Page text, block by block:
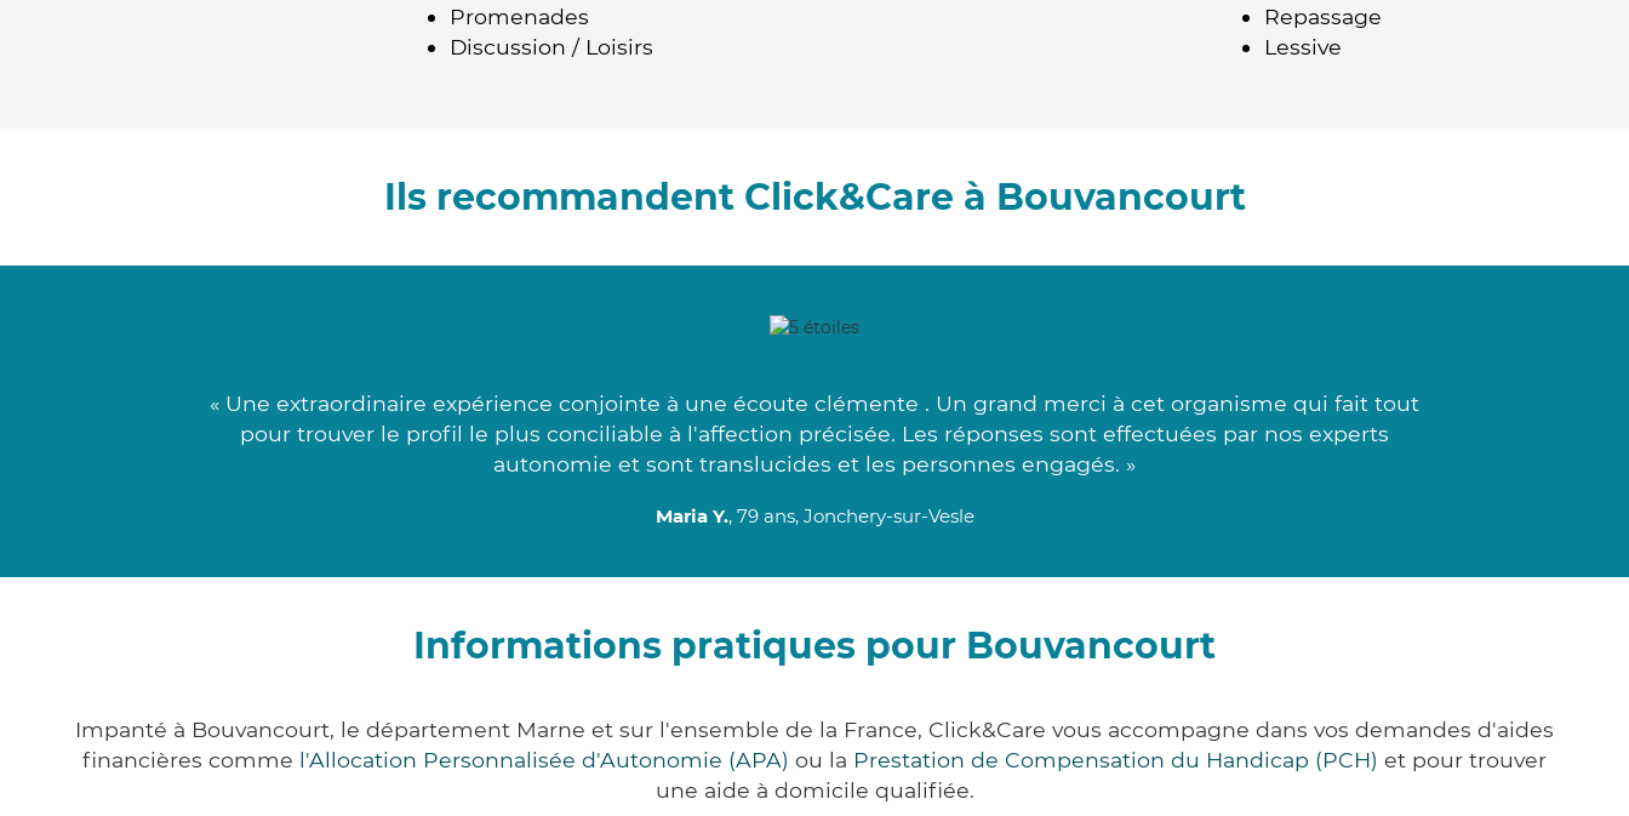
Promenades
Discussion / Loisirs
Repassage
Lessive
Ils recommandent Click&Care à Bouvancourt
« Une extraordinaire expérience conjointe à une écoute clémente . Un grand merci à cet organisme qui fait tout
pour trouver le profil le plus conciliable à l'affection précisée. Les réponses sont effectuées par nos experts
autonomie et sont translucides et les personnes engagés. »
Maria Y., 79 ans, Jonchery-sur-Vesle
Informations pratiques pour Bouvancourt
Impanté à Bouvancourt, le département Marne et sur l'ensemble de la France, Click&Care vous accompagne dans vos demandes d'aides
financières comme l'Allocation Personnalisée d'Autonomie (APA) ou la Prestation de Compensation du Handicap (PCH) et pour trouver
une aide à domicile qualifiée.